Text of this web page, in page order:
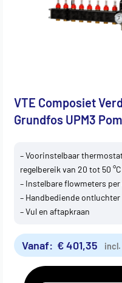
VTE Composiet
Grundfos UPM3
– Voorinstelbaar
regelbereik van 20 tot 50 °C
– Instelbare flowmeters per
– Handbediende ontluchter
– Vul en aftapkraan
Vanaf: €401,35